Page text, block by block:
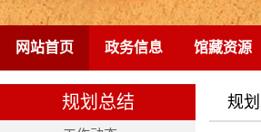
网站首页 政务信息 馆藏资源
规划总结 规